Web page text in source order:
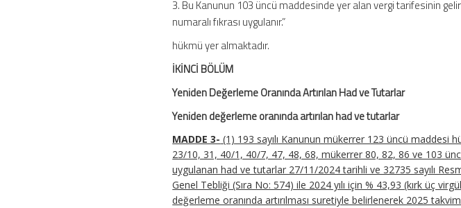
3. Bu Kanunun 103 üncü maddesinde yer alan vergi tarifesinin
numaralı fıkrası uygulanır.”
hükmü yer almaktadır.
İKİNCİ BÖLÜM
Yeniden Değerleme Oranında Artırılan Had ve Tutarlar
Yeniden değerleme oranında artırılan had ve tutarlar
MADDE 3- (1) 193 sayılı Kanunun mükerrer 123 üncü maddesi
23/10, 31, 40/1, 40/7, 47, 48, 68, mükerrer 80, 82, 86 ve 103
uygulanan had ve tutarlar 27/11/2024 tarihli ve 32735 sayılı
Genel Tebliği (Sıra No: 574) ile 2024 yılı için % 43,93 (kırk üç
değerleme oranında artırılması suretiyle belirlenerek 2025